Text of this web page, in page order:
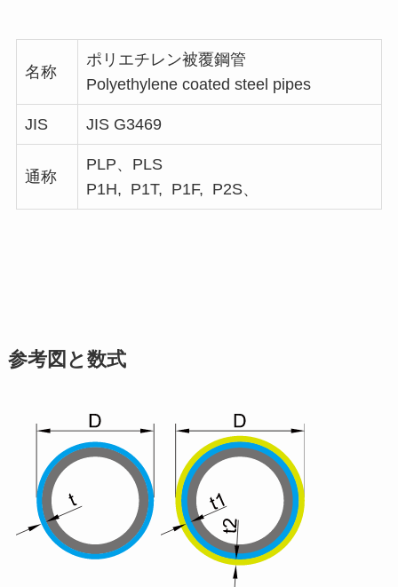
名称
ポリエチレン被覆鋼管
Polyethylene coated steel pipes
JIS JIS G3469
通称
PLP、PLS
P1H, P1T, P1F, P2S、
参考図と数式